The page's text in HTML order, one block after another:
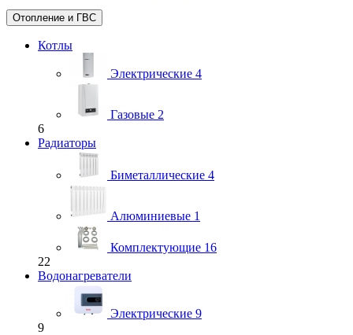
Отопление и ГВС
Котлы
Электрические 4
Газовые 2
6
Радиаторы
Биметаллические 4
Алюминиевые 1
Комплектующие 16
22
Водонагреватели
Электрические 9
9